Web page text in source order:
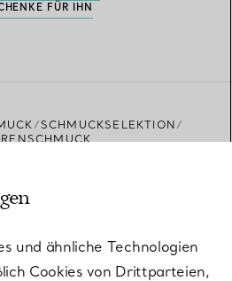
FÜR IHN
SCHMUCKSELEKTION
von Tiffany
und ähnliche Technologien
Cookies von Drittparteien,